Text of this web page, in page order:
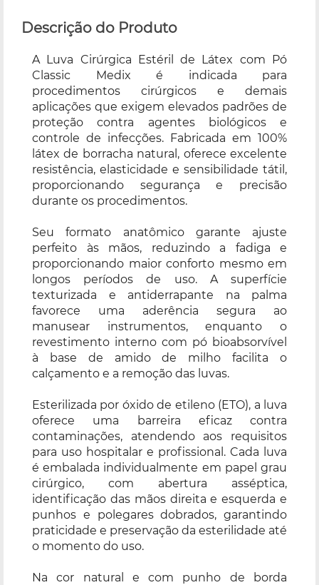
Descrição do Produto
A Luva Cirúrgica Estéril de Látex com Pó
Classic Medix é indicada para
procedimentos cirúrgicos e demais
aplicações que exigem elevados padrões de
proteção contra agentes biológicos e
controle de infecções. Fabricada em 100%
látex de borracha natural, oferece excelente
resistência, elasticidade e sensibilidade tátil,
proporcionando segurança e precisão
durante os procedimentos.
Seu formato anatômico garante ajuste
perfeito às mãos, reduzindo a fadiga e
proporcionando maior conforto mesmo em
longos períodos de uso. A superfície
texturizada e antiderrapante na palma
favorece uma aderência segura ao
manusear instrumentos, enquanto o
revestimento interno com pó bioabsorvível
à base de amido de milho facilita o
calçamento e a remoção das luvas.
Esterilizada por óxido de etileno (ETO), a luva
oferece uma barreira eficaz contra
contaminações, atendendo aos requisitos
para uso hospitalar e profissional. Cada luva
é embalada individualmente em papel grau
cirúrgico, com abertura asséptica,
identificação das mãos direita e esquerda e
punhos e polegares dobrados, garantindo
praticidade e preservação da esterilidade até
o momento do uso.
Na cor natural e com punho de borda